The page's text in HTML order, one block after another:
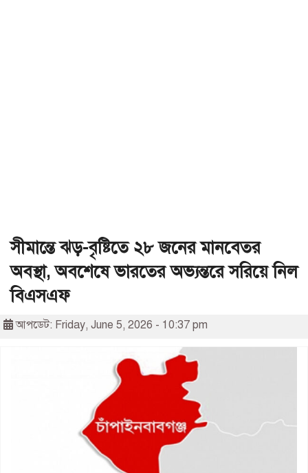
সীমান্তে ঝড়-বৃষ্টিতে ২৮ জনের মানবেতর
অবস্থা, অবশেষে ভারতের অভ্যন্তরে সরিয়ে নিল
বিএসএফ
আপডেট: Friday, June 5, 2026 - 10:37 pm